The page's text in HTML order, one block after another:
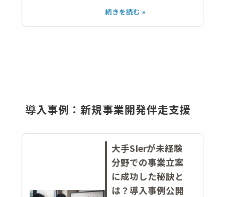
続きを読む »
導入事例：新規事業開発伴走支援
大手SIerが未経験
分野での事業立案
に成功した秘訣と
は？導入事例公開